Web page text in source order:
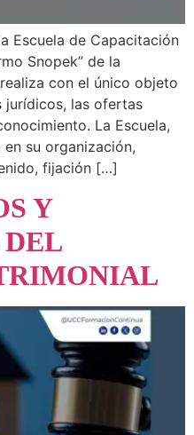
Escuela de Capacitación
Snopek” de la
con el único objeto
jurídicos, las ofertas
La Escuela,
su organización,
fijación […]
Y